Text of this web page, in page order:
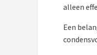
alleen
Een